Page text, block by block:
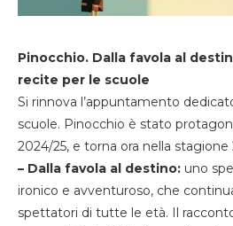
Pinocchio. Dalla favola al
recite per le scuole
Si rinnova l’appuntamento
scuole. Pinocchio è stato
2024/25, e torna ora nella stagione
– Dalla favola al destino: uno
ironico e avventuroso, che
spettatori di tutte le età. Il